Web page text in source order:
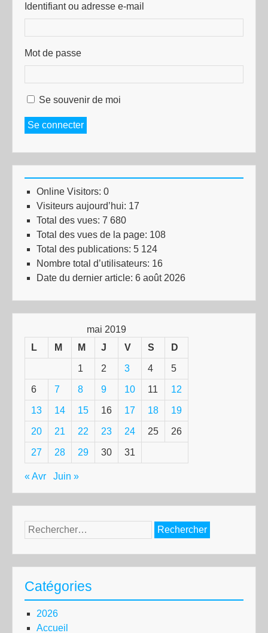
Identifiant ou adresse e-mail
Mot de passe
Se souvenir de moi
Se connecter
Online Visitors: 0
Visiteurs aujourd’hui: 17
Total des vues: 7 680
Total des vues de la page: 108
Total des publications: 5 124
Nombre total d’utilisateurs: 16
Date du dernier article: 6 août 2026
mai 2019
L
M M J V S D
1 2 3 4 5
6 7 8 9 10 11 12
13 14 15 16 17 18 19
20 21 22 23 24 25 26
27 28 29 30 31
« Avr Juin »
Rechercher :
Catégories
2026
Accueil